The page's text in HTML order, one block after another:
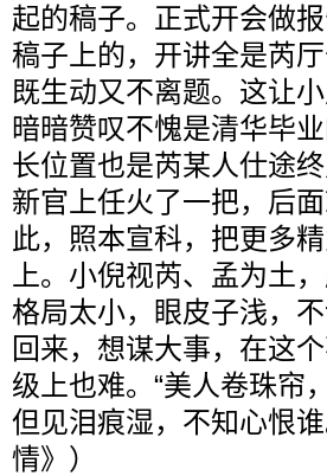
起的稿子。正式开会做
稿子上的，开讲全是芮厅
既生动又不离题。这让小
暗暗赞叹不愧是清华毕
长位置也是芮某人仕途
新官上任火了一把，后
此，照本宣科，把更多
上。小倪视芮、孟为土
格局太小，眼皮子浅，
回来，想谋大事，在这
级上也难。“美人卷珠帘
但见泪痕湿，不知心恨
情》）